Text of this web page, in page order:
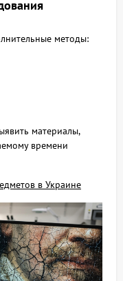
методы:
материалы,
времени
в Украине